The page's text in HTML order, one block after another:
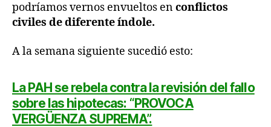
podríamos vernos envueltos enconflictos
civiles de diferente índole.
A la semana siguiente sucedió esto:
La PAH se rebela contra la revisión del fallo
sobre las hipotecas: “PROVOCA
VERGÜENZA SUPREMA”.